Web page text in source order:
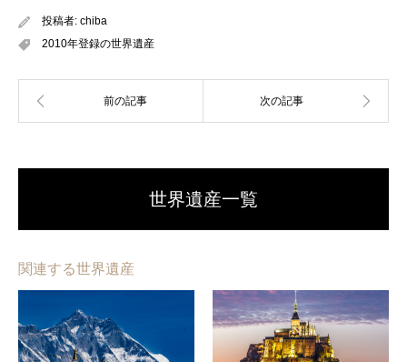
投稿者: chiba
2010年登録の世界遺産
世界遺産一覧
関連する世界遺産